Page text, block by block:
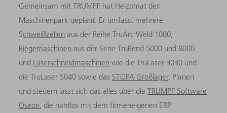
Gemeinsam mit TRUMPF hat Heizomat den
Maschinenpark geplant. Er umfasst mehrere
Schweißzellen aus der Reihe TruArc Weld 1000,
Biegemaschinen aus der Serie TruBend 5000 und 8000
und Laserschneidmaschinen wie die TruLaser 3030 und
die TruLaser 5040 sowie das STOPA Großlager. Planen
und steuern lässt sich das alles über dieTRUMPF Software
Oseon , die nahtlos mit dem firmeneigenen ERP